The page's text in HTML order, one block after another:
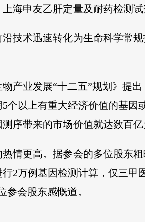
海申友乙肝定量及耐药检测
沿技术迅速转化为生命科学常
产业发展“十二五”规划》提
5个以上有重大经济价值的基因
序带来的市场价值就达数百亿
情更高。据参会的多位股东
2万例基因检测计算，仅三甲
参会股东感慨道。